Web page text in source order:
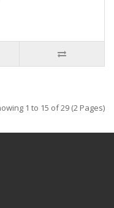
1 to 15 of 29 (2 Pages)